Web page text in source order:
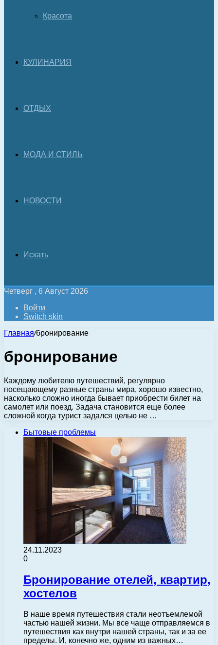
Красота
КУЛИНАРИЯ
ОТДЫХ
МОДА И СТИЛЬ
НОВОСТИ
Искать
Четверг , 6 Август 2026
Войти
Switch skin
Главная/бронирование
бронирование
Каждому любителю путешествий, регулярно
посещающему разные страны мира, хорошо известно,
насколько сложно иногда бывает приобрести билет на
самолет или поезд. Задача становится еще более
сложной когда турист задался целью не …
Бытовые проблемы
24.11.2023
0
Бронирование отелей, квартир,
хостелов
В наше время путешествия стали неотъемлемой
частью нашей жизни. Мы все чаще отправляемся в
путешествия как внутри нашей страны, так и за ее
пределы. И, конечно же, одним из важных…